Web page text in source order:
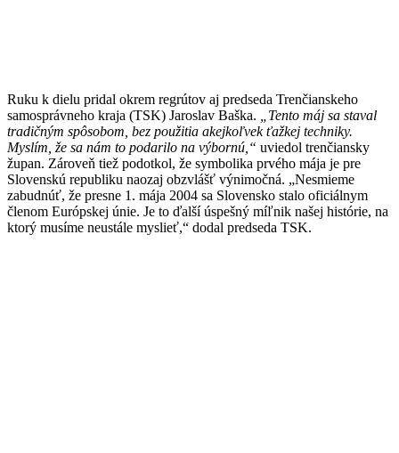
Ruku k dielu pridal okrem regrútov aj predseda Trenčianskeho
samosprávneho kraja (TSK) Jaroslav Baška.
„Tento máj sa staval
tradičným spôsobom, bez použitia akejkoľvek ťažkej techniky.
Myslím, že sa nám to podarilo na výbornú,“ uviedol trenčiansky
župan. Zároveň tiež podotkol, že symbolika prvého mája je pre
Slovenskú republiku naozaj obzvlášť výnimočná. „Nesmieme
zabudnúť, že presne 1. mája 2004 sa Slovensko stalo oficiálnym
členom Európskej únie. Je to ďalší úspešný míľnik našej histórie, na
ktorý musíme neustále myslieť,“ dodal predseda TSK.